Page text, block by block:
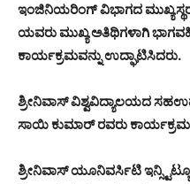
ಇಂಜಿನಿಯರಿಂಗ್ ವಿಭಾಗದ
ಯವರು ಮುಖ್ಯ ಅತಿಥಿಗಳಾಗಿ
ಕಾರ್ಯಕ್ರಮವನ್ನು ಉದ್ಘಾಟಿಸಿದರು.
ಶ್ರೀನಿವಾಸ್ ವಿಶ್ವವಿದ್ಯಾಲಯದ
ಸಾಯಿ ಕುಮಾರ್ ರವರು
ಶ್ರೀನಿವಾಸ್ ಯೂನಿವರ್ಸಿಟಿ